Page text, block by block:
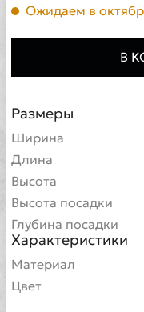
Ожидаем в
В
Размеры
Ширина
Длина
Высота
Высота посадки
Глубина посадки
Характеристики
Материал
Цвет